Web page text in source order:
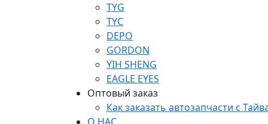
TYG
TYC
DEPO
GORDON
YIH SHENG
EAGLE EYES
Оптовый заказ
Как заказать автозапчасти с